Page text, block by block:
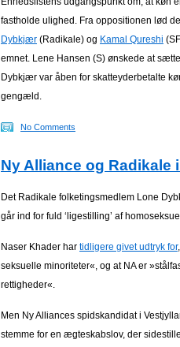
fastholde ulighed. Fra oppositionen lød
Dybkjær (Radikale) og Kamal Qureshi
emnet. Lene Hansen (S) ønskede at
Dybkjær var åben for skatteyderbetalte
gengæld.
No Comments
Ny Alliance og Radikale
Det Radikale folketingsmedlem Lone
går ind for fuld ‘ligestilling’ af
Naser Khader har tidligere givet udtryk for
seksuelle minoriteter«, og at NA er
rettigheder«.
Men Ny Alliances spidskandidat i
stemme for en ægteskabslov, der